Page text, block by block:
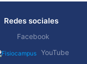
Redes sociales
Facebook
YouTube